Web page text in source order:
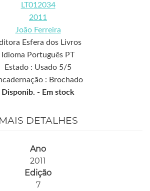
LT012034
2011
João Ferreira
Esfera dos Livros
Idioma Português PT
Estado : Usado 5/5
: Brochado
Disponib. - Em stock
MAIS DETALHES
Ano
2011
Edição
7